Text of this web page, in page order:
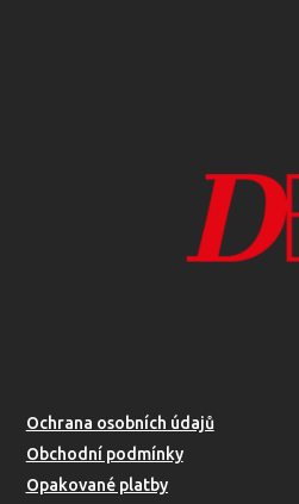
Ochrana osobních údajů
Obchodní podmínky
Opakované platby